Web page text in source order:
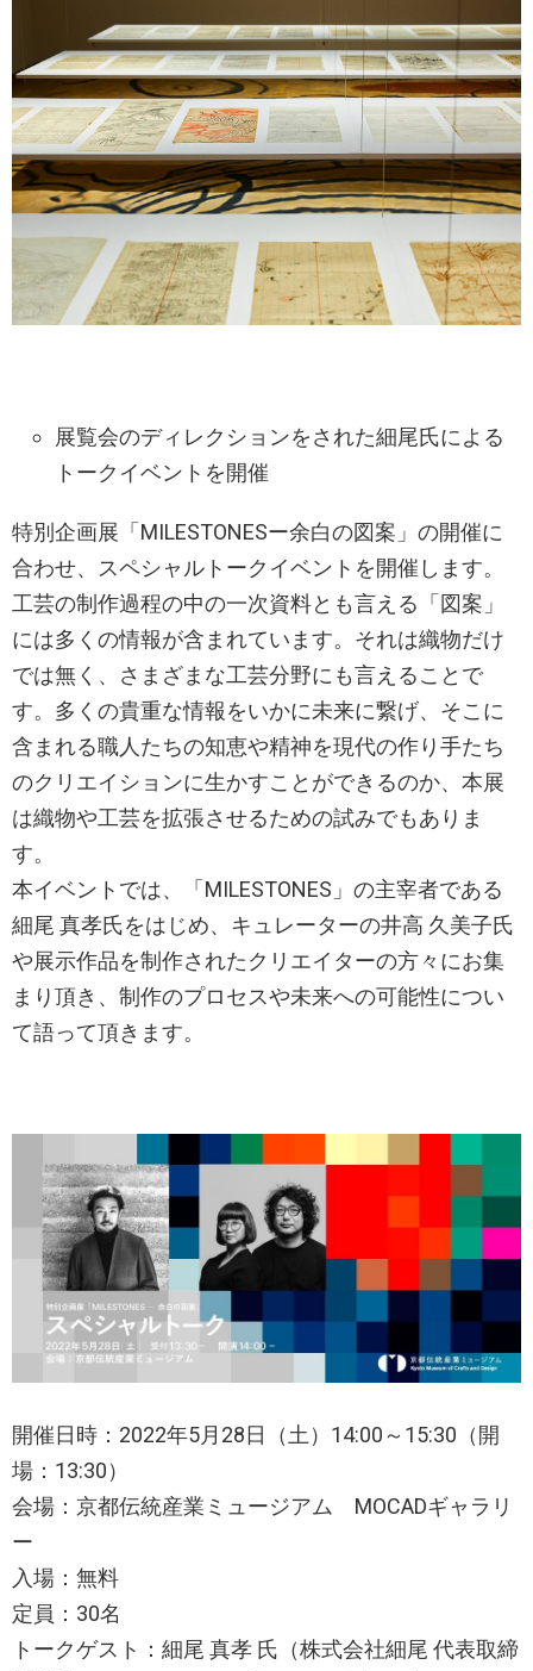
展覧会のディレクションをされた細尾氏による
トークイベントを開催
特別企画展「MILESTONESー余白の図案」の開催に
合わせ、スペシャルトークイベントを開催します。
工芸の制作過程の中の一次資料とも言える「図案」
には多くの情報が含まれています。それは織物だけ
では無く、さまざまな工芸分野にも言えることで
す。多くの貴重な情報をいかに未来に繋げ、そこに
含まれる職人たちの知恵や精神を現代の作り手たち
のクリエイションに生かすことができるのか、本展
は織物や工芸を拡張させるための試みでもありま
す。
本イベントでは、「MILESTONES」の主宰者である
細尾 真孝氏をはじめ、キュレーターの井高 久美子氏
や展示作品を制作されたクリエイターの方々にお集
まり頂き、制作のプロセスや未来への可能性につい
て語って頂きます。
開催日時：2022年5月28日（土）14:00～15:30（開
場：13:30）
会場：京都伝統産業ミュージアム MOCADギャラリ
ー
入場：無料
定員：30名
トークゲスト：細尾 真孝 氏（株式会社細尾 代表取締